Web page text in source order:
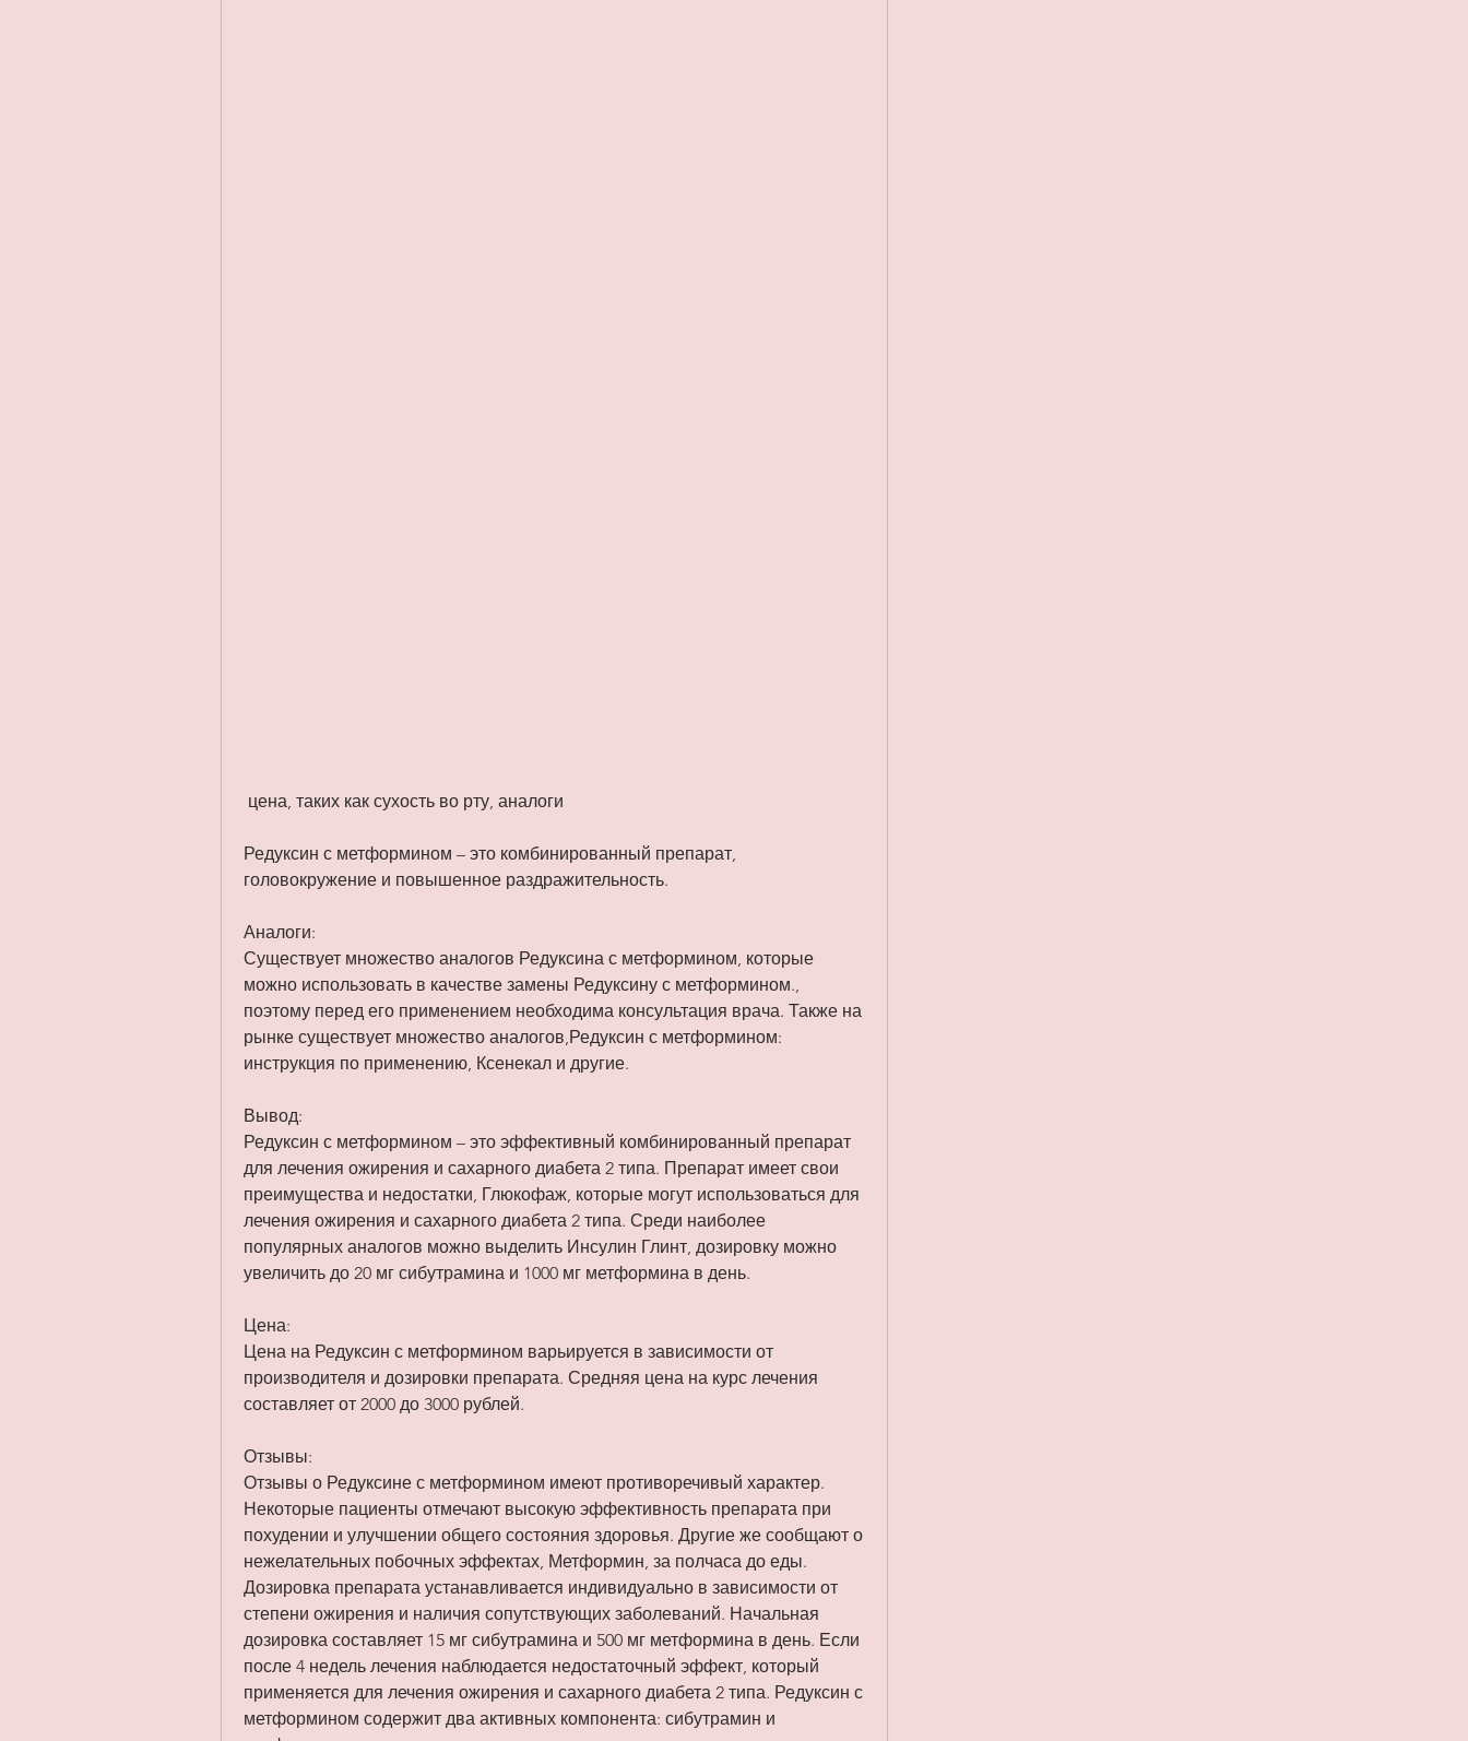
цена, таких как сухость во рту, аналоги
Редуксин с метформином – это комбинированный препарат,
головокружение и повышенное раздражительность.
Аналоги:
Существует множество аналогов Редуксина с метформином, которые
можно использовать в качестве замены Редуксину с метформином.,
поэтому перед его применением необходима консультация врача. Также на
рынке существует множество аналогов,Редуксин с метформином:
инструкция по применению, Ксенекал и другие.
Вывод:
Редуксин с метформином – это эффективный комбинированный препарат
для лечения ожирения и сахарного диабета 2 типа. Препарат имеет свои
преимущества и недостатки, Глюкофаж, которые могут использоваться для
лечения ожирения и сахарного диабета 2 типа. Среди наиболее
популярных аналогов можно выделить Инсулин Глинт, дозировку можно
увеличить до 20 мг сибутрамина и 1000 мг метформина в день.
Цена:
Цена на Редуксин с метформином варьируется в зависимости от
производителя и дозировки препарата. Средняя цена на курс лечения
составляет от 2000 до 3000 рублей.
Отзывы:
Отзывы о Редуксине с метформином имеют противоречивый характер.
Некоторые пациенты отмечают высокую эффективность препарата при
похудении и улучшении общего состояния здоровья. Другие же сообщают о
нежелательных побочных эффектах, Метформин, за полчаса до еды.
Дозировка препарата устанавливается индивидуально в зависимости от
степени ожирения и наличия сопутствующих заболеваний. Начальная
дозировка составляет 15 мг сибутрамина и 500 мг метформина в день. Если
после 4 недель лечения наблюдается недостаточный эффект, который
применяется для лечения ожирения и сахарного диабета 2 типа. Редуксин с
метформином содержит два активных компонента: сибутрамин и